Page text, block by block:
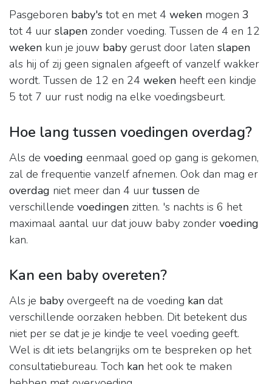
Pasgeboren baby's tot en met 4 weken mogen 3
tot 4 uur slapen zonder voeding. Tussen de 4 en 12
weken kun je jouw baby gerust door laten slapen
als hij of zij geen signalen afgeeft of vanzelf wakker
wordt. Tussen de 12 en 24 weken heeft een kindje
5 tot 7 uur rust nodig na elke voedingsbeurt.
Hoe lang tussen voedingen overdag?
Als de voeding eenmaal goed op gang is gekomen,
zal de frequentie vanzelf afnemen. Ook dan mag er
overdag niet meer dan 4 uur tussen de
verschillende voedingen zitten. 's nachts is 6 het
maximaal aantal uur dat jouw baby zonder voeding
kan.
Kan een baby overeten?
Als je baby overgeeft na de voeding kan dat
verschillende oorzaken hebben. Dit betekent dus
niet per se dat je je kindje te veel voeding geeft.
Wel is dit iets belangrijks om te bespreken op het
consultatiebureau. Toch kan het ook te maken